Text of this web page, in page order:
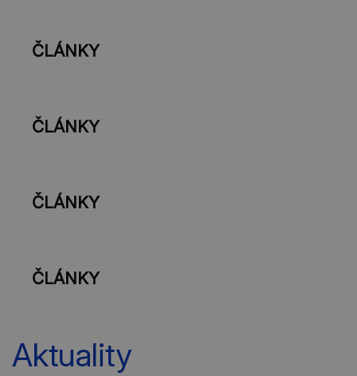
ČLÁNKY
ČLÁNKY
ČLÁNKY
ČLÁNKY
Aktuality